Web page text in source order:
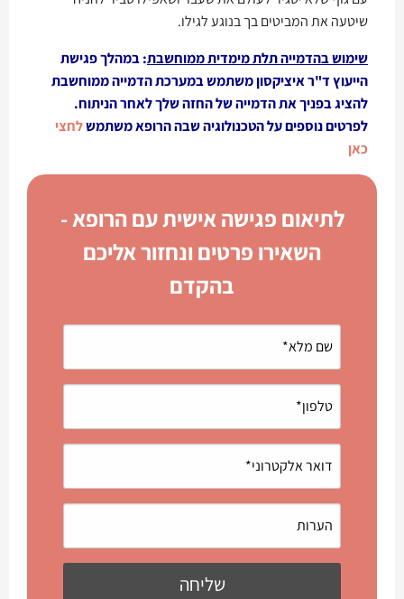
שיטעה את המביטים בך בנוגע לגילו.
שימוש בהדמייה תלת מימדית ממוחשבת: במהלך פגישת
הייעוץ ד"ר איציקסון משתמש במערכת הדמייה ממוחשבת
להציג בפניך את הדמייה של החזה שלך לאחר הניתוח.
לפרטים נוספים על הטכנולוגיה שבה הרופא משתמשלחצי
כאן
לתיאום פגישה אישית עם הרופא -
השאירו פרטים ונחזור אליכם
בהקדם